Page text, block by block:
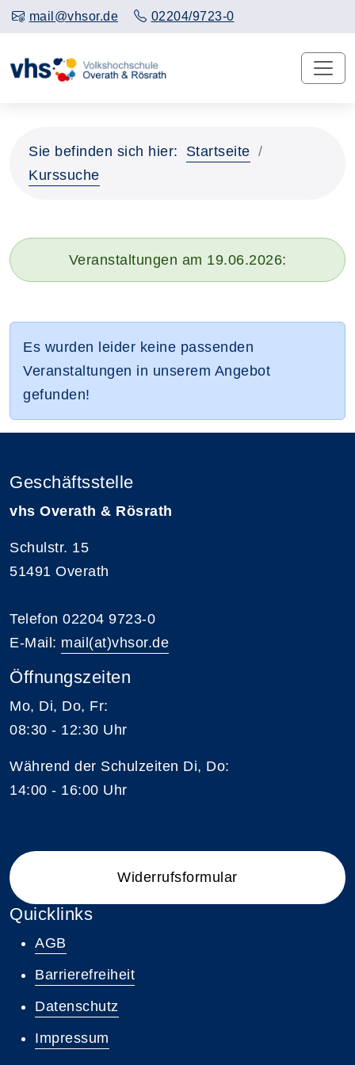
mail@vhsor.de 02204/9723-0
Sie befinden sich hier:
Startseite
Kurssuche
Veranstaltungen am 19.06.2026:
Es wurden leider keine passenden
Veranstaltungen in unserem Angebot
gefunden!
Geschäftsstelle
vhs Overath & Rösrath
Schulstr. 15
51491 Overath
Telefon 02204 9723-0
E-Mail: mail(at)vhsor.de
Öffnungszeiten
Mo, Di, Do, Fr:
08:30 - 12:30 Uhr
Während der Schulzeiten Di, Do:
14:00 - 16:00 Uhr
Widerrufsformular
Quicklinks
AGB
Barrierefreiheit
Datenschutz
Impressum